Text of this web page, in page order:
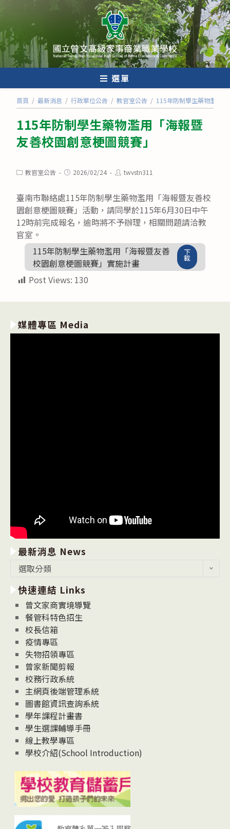
轉
至
主
要
內
選單
首頁 / 最新消息 / 行政單位公告 / 教官室公告 / 115年防制學生藥物濫用
115年防制學生藥物濫用「海報暨
友善校園創意梗圖競賽」
Post教官室公告
Post2026/02/24
Posttwvstn311
臺南市聯絡處115年防制學生藥物濫用「海報暨友善校
園創意梗圖競賽」活動，請同學於115年6月30日中午
12時前完成報名，逾時將不予辦理，相關問題請洽教
官室。
115年防制學生藥物濫用「海報暨友善
校園創意梗圖競賽」實施計畫
下
載
Post Views: 130
媒體專區 Media
最新消息 News
消
息
News
選取分類
快速連結 Links
曾文家商實境導覽
餐管科特色招生
校長信箱
疫情專區
失物招領專區
曾家新聞剪報
校務行政系統
主網頁後端管理系統
圖書館資訊查詢系統
學年課程計畫書
學生選課輔導手冊
線上教學專區
學校介紹(School Introduction)